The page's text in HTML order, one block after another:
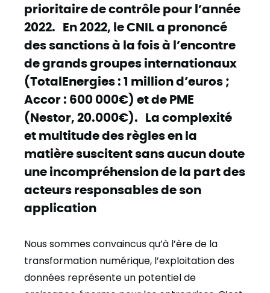
prioritaire de contrôle pour l’année
2022. En 2022, le CNIL a prononcé
des sanctions à la fois à l’encontre
de grands groupes internationaux
(TotalEnergies : 1 million d’euros ;
Accor : 600 000€) et de PME
(Nestor, 20.000€). La complexité
et multitude des règles en la
matière suscitent sans aucun doute
une incompréhension de la part des
acteurs responsables de son
application
Nous sommes convaincus qu’à l’ère de la
transformation numérique, l’exploitation des
données représente un potentiel de